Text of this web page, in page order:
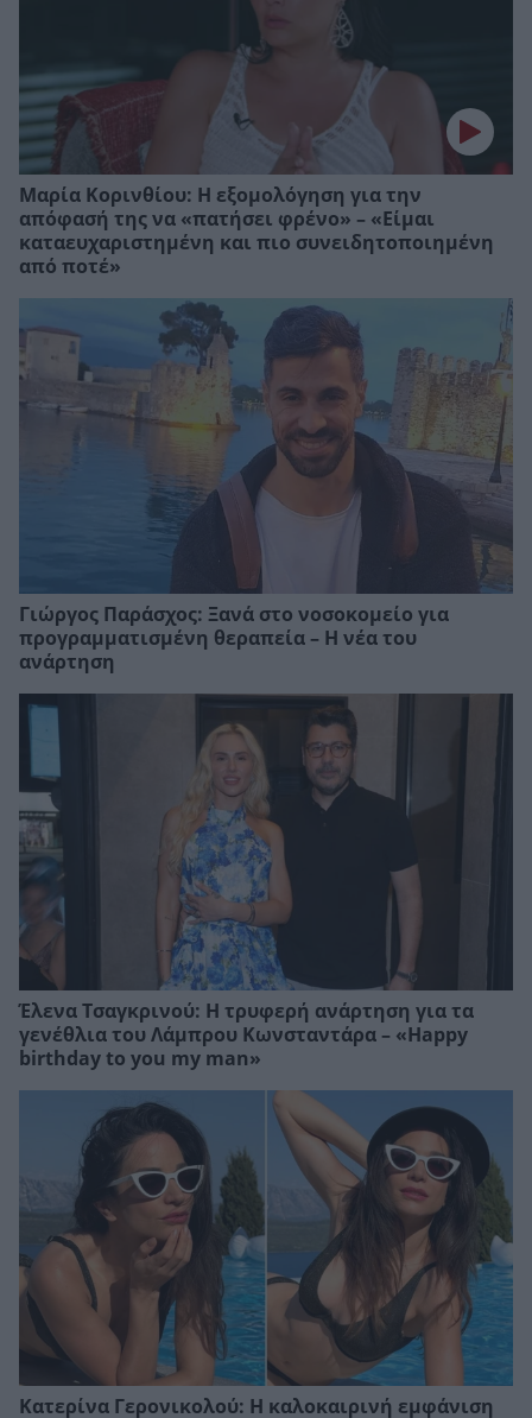
Μαρία Κορινθίου: Η εξομολόγηση για την
απόφασή της να «πατήσει φρένο» – «Είμαι
καταευχαριστημένη και πιο συνειδητοποιημένη
από ποτέ»
Γιώργος Παράσχος: Ξανά στο νοσοκομείο για
προγραμματισμένη θεραπεία – Η νέα του
ανάρτηση
Έλενα Τσαγκρινού: Η τρυφερή ανάρτηση για τα
γενέθλια του Λάμπρου Κωνσταντάρα – «Happy
birthday to you my man»
Κατερίνα Γερονικολού: Η καλοκαιρινή εμφάνιση